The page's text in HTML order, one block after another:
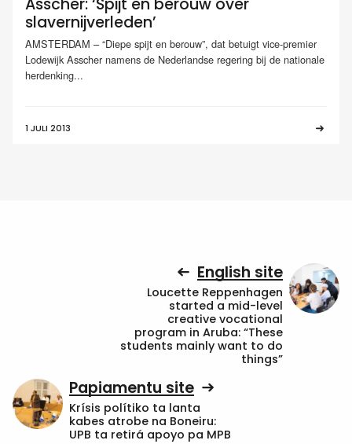
slavernijverleden’
AMSTERDAM – “Diepe spijt en berouw”, dat betuigt vice-premier
Lodewijk Asscher namens de Nederlandse regering bij de nationale
herdenking...
1 JULI 2013
English site
Loucette Reppenhagen
started a mid-level
creative vocational
program in Aruba: “These
students mainly want to do
things”
Papiamentu site
Krísis polítiko ta lanta
kabes atrobe na Boneiru:
UPB ta retirá apoyo pa MPB